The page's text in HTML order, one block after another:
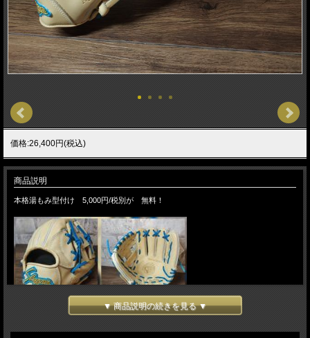
価格:26,400円(税込)
商品説明
本格湯もみ型付け 5,000円/税別が 無料！
▼ 商品説明の続きを見る ▼